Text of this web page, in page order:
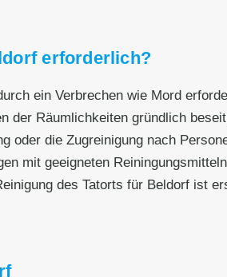
erforderlich?
ein Verbrechen wie Mord
der Räumlichkeiten gründlich
oder die Zugreinigung nach
mit geeigneten
des Tatorts für Beldorf ist